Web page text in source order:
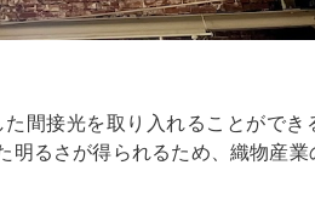
間接光を取り入れることができ
るさが得られるため、織物産業